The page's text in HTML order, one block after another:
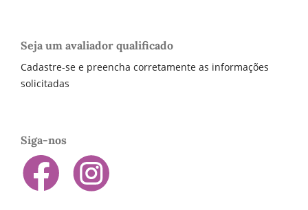
Seja um avaliador qualificado
Cadastre-se e preencha corretamente as informações
solicitadas
Siga-nos